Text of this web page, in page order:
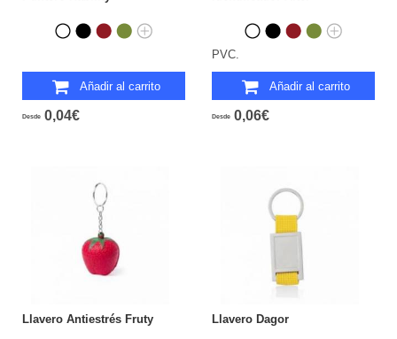
Añadir al carrito
Desde 0,04€
PVC.
Añadir al carrito
Desde 0,06€
Llavero Antiestrés Fruty Llavero Dagor